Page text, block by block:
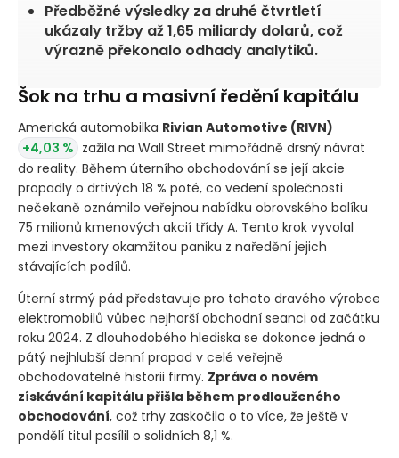
Předběžné výsledky za druhé čtvrtletí
ukázaly tržby až 1,65 miliardy dolarů, což
výrazně překonalo odhady analytiků.
Šok na trhu a masivní ředění kapitálu
Americká automobilka Rivian Automotive (RIVN)
+4,03 % zažila na Wall Street mimořádně drsný návrat
do reality. Během úterního obchodování se její akcie
propadly o drtivých 18 % poté, co vedení společnosti
nečekaně oznámilo veřejnou nabídku obrovského balíku
75 milionů kmenových akcií třídy A. Tento krok vyvolal
mezi investory okamžitou paniku z naředění jejich
stávajících podílů.
Úterní strmý pád představuje pro tohoto dravého výrobce
elektromobilů vůbec nejhorší obchodní seanci od začátku
roku 2024. Z dlouhodobého hlediska se dokonce jedná o
pátý nejhlubší denní propad v celé veřejně
obchodovatelné historii firmy. Zpráva o novém
získávání kapitálu přišla během prodlouženého
obchodování, což trhy zaskočilo o to více, že ještě v
pondělí titul posílil o solidních 8,1 %.